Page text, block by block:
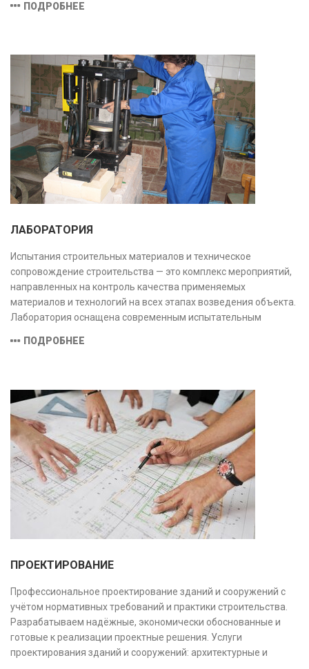
безопасность и экономическую обоснованность проекта.
ПОДРОБНЕЕ
ЛАБОРАТОРИЯ
Испытания строительных материалов и техническое
сопровождение строительства — это комплекс мероприятий,
направленных на контроль качества применяемых
материалов и технологий на всех этапах возведения объекта.
Лаборатория оснащена современным испытательным
соответствующими заявленной области аккредитации.
ПОДРОБНЕЕ
ПРОЕКТИРОВАНИЕ
Профессиональное проектирование зданий и сооружений с
учётом нормативных требований и практики строительства.
Разрабатываем надёжные, экономически обоснованные и
готовые к реализации проектные решения. Услуги
проектирования зданий и сооружений: архитектурные и